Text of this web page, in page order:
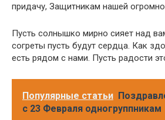
придачу, Защитникам нашей
Пусть солнышко мирно сияет над
согреты пусть будут сердца. Как
есть рядом с нами. Пусть радости
Популярные статьи
с 23 Февраля одногруппникам